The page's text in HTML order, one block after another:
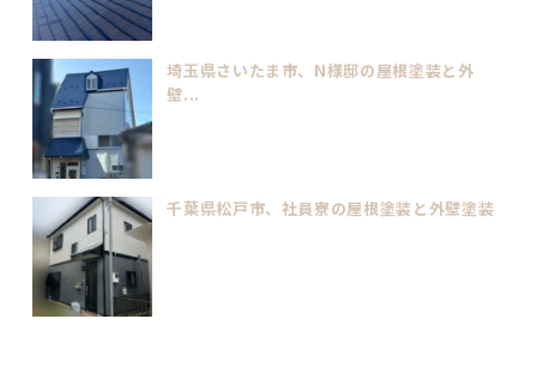
埼玉県さいたま市、N様邸の屋根塗装と外
壁...
千葉県松戸市、社員寮の屋根塗装と外壁塗装